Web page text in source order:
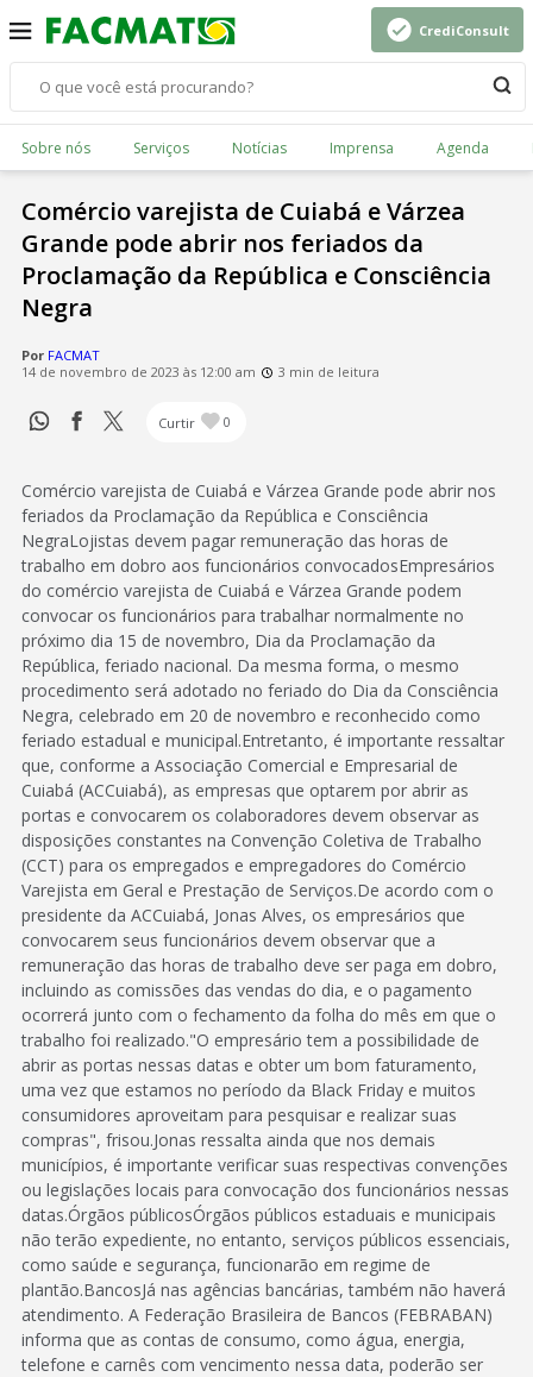
CrediConsult
Sobre nós Serviços Notícias Imprensa Agenda
Comércio varejista de Cuiabá e Várzea
Grande pode abrir nos feriados da
Proclamação da República e Consciência
Negra
Por FACMAT
14 de novembro de 2023 às 12:00 am
3 min de leitura
Curtir 0
Comércio varejista de Cuiabá e Várzea Grande pode abrir nos
feriados da Proclamação da República e Consciência
NegraLojistas devem pagar remuneração das horas de
trabalho em dobro aos funcionários convocadosEmpresários
do comércio varejista de Cuiabá e Várzea Grande podem
convocar os funcionários para trabalhar normalmente no
próximo dia 15 de novembro, Dia da Proclamação da
República, feriado nacional. Da mesma forma, o mesmo
procedimento será adotado no feriado do Dia da Consciência
Negra, celebrado em 20 de novembro e reconhecido como
feriado estadual e municipal.Entretanto, é importante ressaltar
que, conforme a Associação Comercial e Empresarial de
Cuiabá (ACCuiabá), as empresas que optarem por abrir as
portas e convocarem os colaboradores devem observar as
disposições constantes na Convenção Coletiva de Trabalho
(CCT) para os empregados e empregadores do Comércio
Varejista em Geral e Prestação de Serviços.De acordo com o
presidente da ACCuiabá, Jonas Alves, os empresários que
convocarem seus funcionários devem observar que a
remuneração das horas de trabalho deve ser paga em dobro,
incluindo as comissões das vendas do dia, e o pagamento
ocorrerá junto com o fechamento da folha do mês em que o
trabalho foi realizado."O empresário tem a possibilidade de
abrir as portas nessas datas e obter um bom faturamento,
uma vez que estamos no período da Black Friday e muitos
consumidores aproveitam para pesquisar e realizar suas
compras", frisou.Jonas ressalta ainda que nos demais
municípios, é importante verificar suas respectivas convenções
ou legislações locais para convocação dos funcionários nessas
datas.Órgãos públicosÓrgãos públicos estaduais e municipais
não terão expediente, no entanto, serviços públicos essenciais,
como saúde e segurança, funcionarão em regime de
plantão.BancosJá nas agências bancárias, também não haverá
atendimento. A Federação Brasileira de Bancos (FEBRABAN)
informa que as contas de consumo, como água, energia,
telefone e carnês com vencimento nessa data, poderão ser